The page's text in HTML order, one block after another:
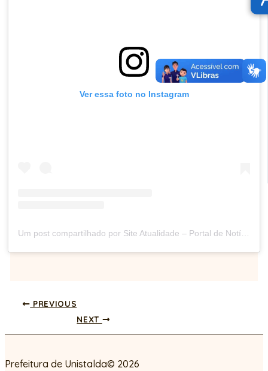
Ver essa foto no Instagram
Um post compartilhado por Site Atualidade – Portal de Notícias (@siteatualidade)
PREVIOUS
NEXT
Prefeitura de Unistalda© 2026